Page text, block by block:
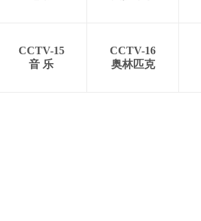
CCTV-15
音 乐
CCTV-16
奥林匹克